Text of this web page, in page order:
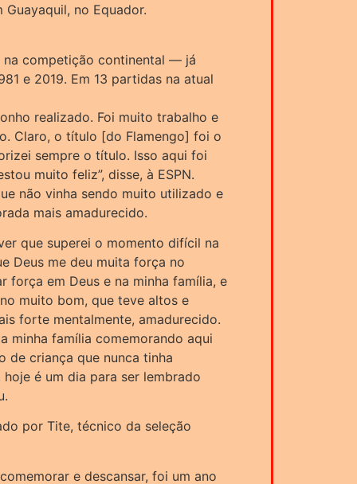
no Equador.
competição continental — já
e 2019. Em 13 partidas na atual
realizado. Foi muito trabalho e
Claro, o título [do Flamengo] foi o
sempre o título. Isso aqui foi
muito feliz”, disse, à ESPN.
não vinha sendo muito utilizado e
mais amadurecido.
que superei o momento difícil na
Deus me deu muita força no
em Deus e na minha família, e
muito bom, que teve altos e
forte mentalmente, amadurecido.
minha família comemorando aqui
de criança que nunca tinha
é um dia para ser lembrado
por Tite, técnico da seleção
e descansar, foi um ano